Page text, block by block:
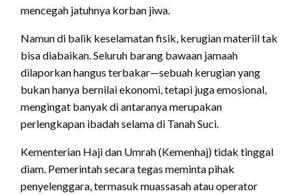
mencegah jatuhnya korban jiwa.
Namun di balik keselamatan fisik, kerugian materiil tak
bisa diabaikan. Seluruh barang bawaan jamaah
dilaporkan hangus terbakar—sebuah kerugian yang
bukan hanya bernilai ekonomi, tetapi juga emosional,
mengingat banyak di antaranya merupakan
perlengkapan ibadah selama di Tanah Suci.
Kementerian Haji dan Umrah (Kemenhaj) tidak tinggal
diam. Pemerintah secara tegas meminta pihak
penyelenggara, termasuk muassasah atau operator